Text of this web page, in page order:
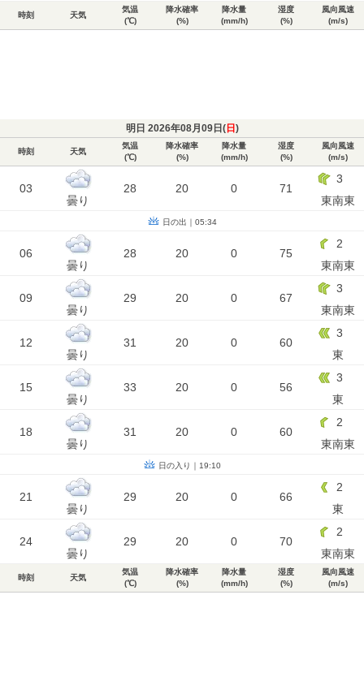
時刻 天気
気温
(℃)
降水確率
(%)
降水量
(mm/h)
湿度
(%)
風向風速
(m/s)
明日 2026年08月09日(日 )
時刻 天気
気温
(℃)
降水確率
(%)
降水量
(mm/h)
湿度
(%)
風向風速
(m/s)
03
曇り
28 20 0 71
3
東南東
日の出｜05:34
06
曇り
28 20 0 75
2
東南東
09
曇り
29 20 0 67
3
東南東
12
曇り
31 20 0 60
3
東
15
曇り
33 20 0 56
3
東
18
曇り
31 20 0 60
2
東南東
日の入り｜19:10
21
曇り
29 20 0 66
2
東
24
曇り
29 20 0 70
2
東南東
時刻 天気
気温
(℃)
降水確率
(%)
降水量
(mm/h)
湿度
(%)
風向風速
(m/s)